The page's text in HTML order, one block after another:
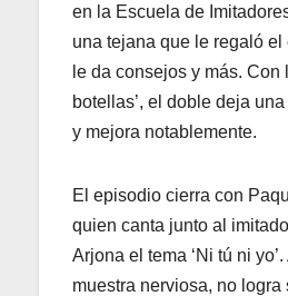
en la Escuela de
una tejana que le regaló el
le da consejos y más. Con
botellas’, el doble deja
y mejora notablemente.
El episodio cierra con
quien canta junto al
Arjona el tema ‘Ni tú ni
muestra nerviosa, no logra